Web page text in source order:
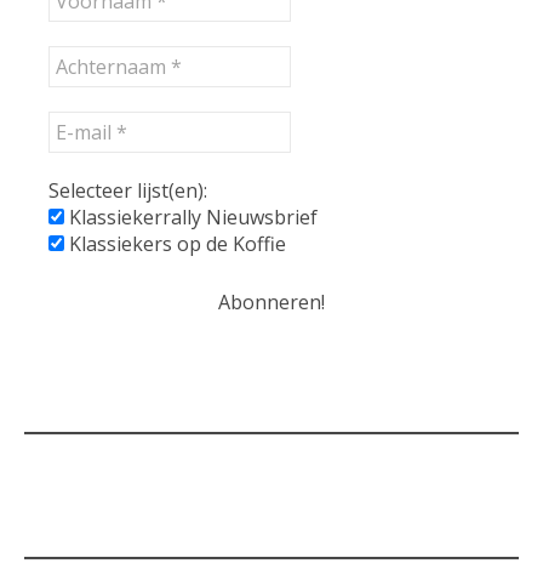
Selecteer lijst(en):
Klassiekerrally Nieuwsbrief
Klassiekers op de Koffie